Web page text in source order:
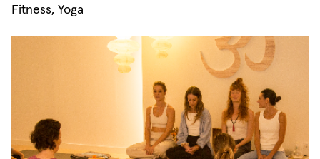
Fitness, Yoga